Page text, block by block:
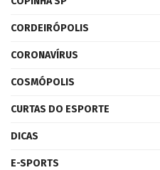
CORDEIRÓPOLIS
CORONAVÍRUS
COSMÓPOLIS
CURTAS DO ESPORTE
DICAS
E-SPORTS